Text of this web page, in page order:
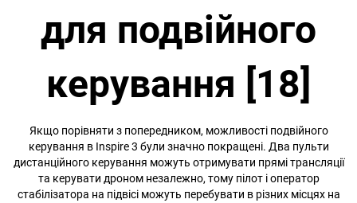
для подвійного
керування [18]
Якщо порівняти з попередником, можливості подвійного
керування в Inspire 3 були значно покращені. Два пульти
дистанційного керування можуть отримувати прямі трансляції
та керувати дроном незалежно, тому пілот і оператор
стабілізатора на підвісі можуть перебувати в різних місцях на